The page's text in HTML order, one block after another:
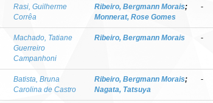
Rasi, Guilherme
Corrêa
Ribeiro, Bergmann Morais;
Monnerat, Rose Gomes
-
Machado, Tatiane
Guerreiro
Campanhoni
Ribeiro, Bergmann Morais -
Batista, Bruna
Carolina de Castro
Ribeiro, Bergmann Morais;
Nagata, Tatsuya
-